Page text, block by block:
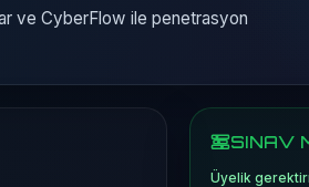
ve CyberFlow ile penetrasyon
SINAV
Üyelik